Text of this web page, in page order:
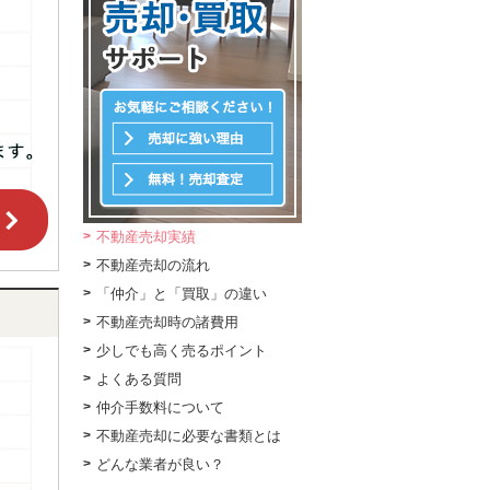
不動産売却実績
不動産売却の流れ
「仲介」と「買取」の違い
不動産売却時の諸費用
少しでも高く売るポイント
よくある質問
仲介手数料について
不動産売却に必要な書類とは
どんな業者が良い？